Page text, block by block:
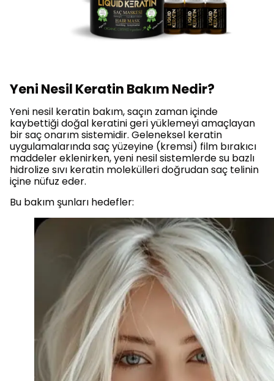
Yeni Nesil Keratin Bakım Nedir?
Yeni nesil keratin bakım, saçın zaman içinde
kaybettiği doğal keratini geri yüklemeyi amaçlayan
bir saç onarım sistemidir. Geleneksel keratin
uygulamalarında saç yüzeyine (kremsi) film bırakıcı
maddeler eklenirken, yeni nesil sistemlerde su bazlı
hidrolize sıvı keratin molekülleri doğrudan saç telinin
içine nüfuz eder.
Bu bakım şunları hedefler: